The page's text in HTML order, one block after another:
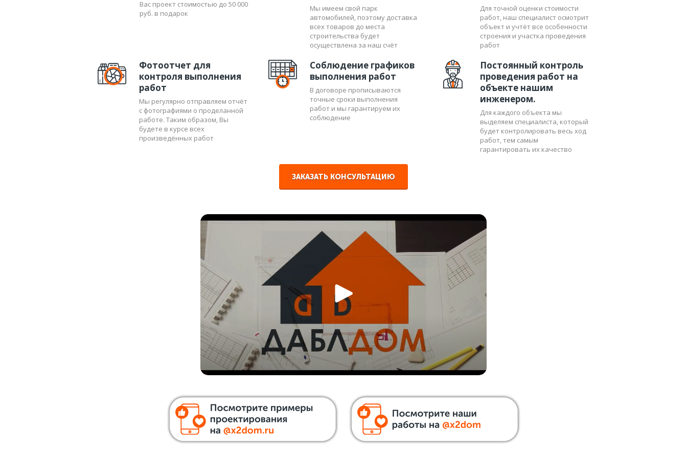
На этом первый этап работ завершается. А вот монтаж пневморозеток, электроблока встроенного пылесоса осуществляется уже по
окончании ремонта, когда уже завершено оформление стен (покраска, обои и т.д.), полов, и в общем-то помещение практически готово.
Этот второй этап занимает немного времени, порядка пары часов. И вот, встроенный пылесос готов к работе. Перед окончательной
сдачей, конечно же, проводится еще одна контрольная проверка герметичности всей системы.
Если Вам необходим такой безопасный для здоровья, удобный в использовании встроенный пылесос, то обращайтесь в компанию
«ДаблДом», квалифицированные специалисты которой осуществят монтаж встроенного пылесоса в Вашем жилье или офисном,
производственном помещении.
ПЕРЕЙТИ В ФОТОГАЛЕРЕЮ
Вас проект стоимостью до 50 000
руб. в подарок
Мы имеем свой парк
автомобилей, поэтому доставка
всех товаров до места
строительства будет
осуществлена за наш счёт
Для точной оценки стоимости
работ, наш специалист осмотрит
объект и учтёт все особенности
строения и участка проведения
работ
Фотоотчет для
контроля выполнения
работ
Мы регулярно отправляем отчёт
с фотографиями о проделанной
работе. Таким образом, Вы
будете в курсе всех
произведённых работ
Соблюдение графиков
выполнения работ
В договоре прописываются
точные сроки выполнения
работ и мы гарантируем их
соблюдение
Постоянный контроль
проведения работ на
объекте нашим
инженером.
Для каждого объекта мы
выделяем специалиста, который
будет контролировать весь ход
работ, тем самым
гарантировать их качество
ЗАКАЗАТЬ КОНСУЛЬТАЦИЮ